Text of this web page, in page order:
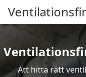
Att hitta rätt